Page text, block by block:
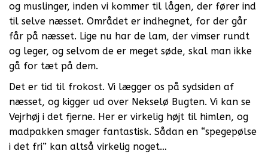
og muslinger, inden vi kommer til lågen, der fører ind
til selve næsset. Området er indhegnet, for der går
får på næsset. Lige nu har de lam, der vimser rundt
og leger, og selvom de er meget søde, skal man ikke
gå for tæt på dem.
Det er tid til frokost. Vi lægger os på sydsiden af
næsset, og kigger ud over Nekselø Bugten. Vi kan se
Vejrhøj i det fjerne. Her er virkelig højt til himlen, og
madpakken smager fantastisk. Sådan en “spegepølse
i det fri” kan altså virkelig noget…